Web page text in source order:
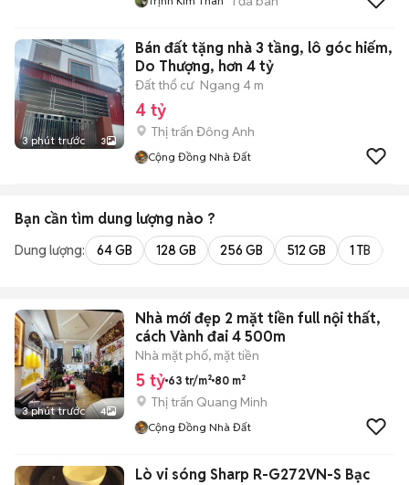
3 phút trước 3
Bán đất tặng nhà 3 tầng, lô góc hiếm,
Do Thượng, hơn 4 tỷ
Đất thổ cư Ngang 4 m
4 tỷ
Thị trấn Đông Anh
Cộng Đồng Nhà Đất
Bạn cần tìm dung lượng nào ?
Dung lượng: 64 GB 128 GB 256 GB 512 GB 1 TB
3 phút trước 4
Nhà mới đẹp 2 mặt tiền full nội thất,
cách Vành đai 4 500m
Nhà mặt phố, mặt tiền
5 tỷ 63 tr/m² 80 m²
Thị trấn Quang Minh
Cộng Đồng Nhà Đất
Lò vi sóng Sharp R-G272VN-S Bạc